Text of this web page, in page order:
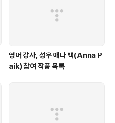
영어 강사, 성우 애나 백(Anna P
aik) 참여 작품 목록